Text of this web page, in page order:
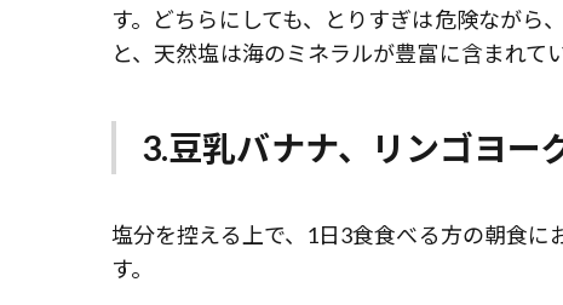
す。どちらにしても、とりすぎは危険ながら
と、天然塩は海のミネラルが豊富に含まれて
3.豆乳バナナ、リンゴヨー
塩分を控える上で、1日3食食べる方の朝食
す。